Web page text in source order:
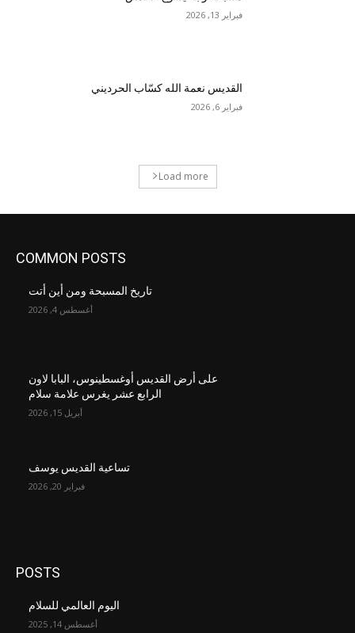
فبراير 13, 2026
القديس نعمة الله كسّاب الحرديني
فبراير 6, 2026
Load more
COMMON POSTS
تاريخ المسبحة ومن أين أتت
أغسطس 4, 2026
على أرض القديس أوغسطينوس، البابا لاون
الرابع عشر يغرس علامة سلام
أبريل 15, 2026
تساعية القديس يوسف
فبراير 20, 2026
POSTS
اليوم العالمي للسلام
أغسطس 14, 2025